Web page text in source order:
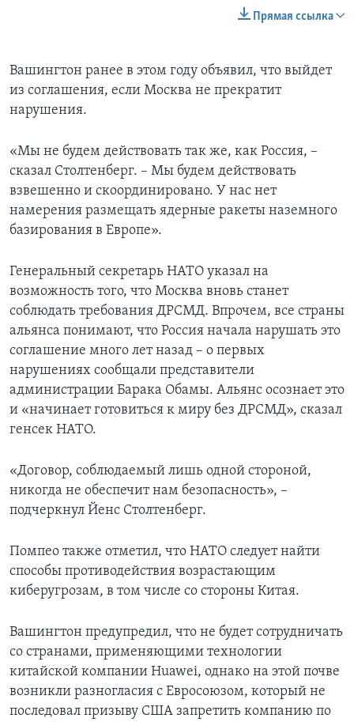
Прямая ссылка
Вашингтон ранее в этом году объявил, что выйдет
из соглашения, если Москва не прекратит
нарушения.
«Мы не будем действовать так же, как Россия, –
сказал Столтенберг. – Мы будем действовать
взвешенно и скоординировано. У нас нет
намерения размещать ядерные ракеты наземного
базирования в Европе».
Генеральный секретарь НАТО указал на
возможность того, что Москва вновь станет
соблюдать требования ДРСМД. Впрочем, все страны
альянса понимают, что Россия начала нарушать это
соглашение много лет назад – о первых
нарушениях сообщали представители
администрации Барака Обамы. Альянс осознает это
и «начинает готовиться к миру без ДРСМД», сказал
генсек НАТО.
«Договор, соблюдаемый лишь одной стороной,
никогда не обеспечит нам безопасность», –
подчеркнул Йенс Столтенберг.
Помпео также отметил, что НАТО следует найти
способы противодействия возрастающим
киберугрозам, в том числе со стороны Китая.
Вашингтон предупредил, что не будет сотрудничать
со странами, применяющими технологии
китайской компании Huawei, однако на этой почве
возникли разногласия с Евросоюзом, который не
последовал призыву США запретить компанию по